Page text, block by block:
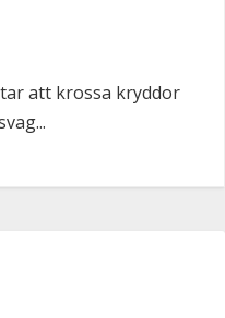
att krossa kryddor